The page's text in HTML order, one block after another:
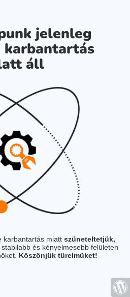
jelenleg
karbantartás
áll
karbantartás miatt szüneteltetjük,
és kényelmesebb felületen
Köszönjük türelmüket!